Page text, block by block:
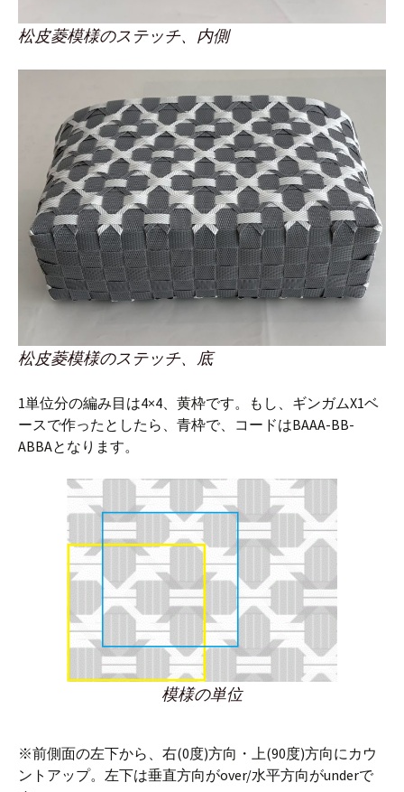
松皮菱模様のステッチ、内側
松皮菱模様のステッチ、底
1単位分の編み目は4×4、黄枠です。もし、ギンガムX1ベ
ースで作ったとしたら、青枠で、コードはBAAA-BB-
ABBAとなります。
模様の単位
※前側面の左下から、右(0度)方向・上(90度)方向にカウ
ントアップ。左下は垂直方向がover/水平方向がunderで